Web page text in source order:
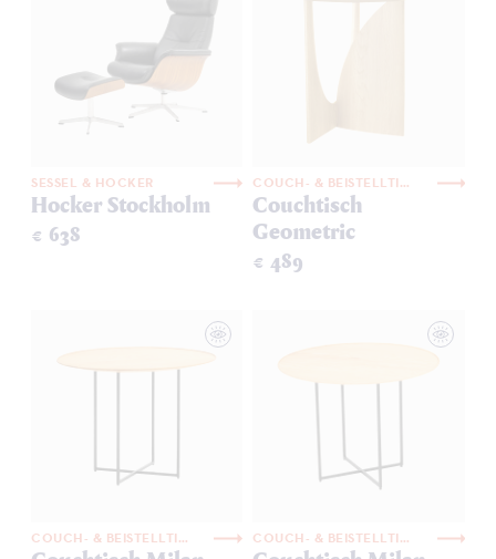
SESSEL & HOCKER
Hocker Stockholm
€ 638
COUCH- & BEISTELLTISCHE
Couchtisch
Geometric
€ 489
COUCH- & BEISTELLTISCHE COUCH- & BEISTELLTISCHE